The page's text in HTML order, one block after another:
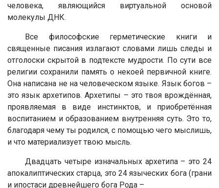
человека, являющийся виртуальной основой
молекулы ДНК.
Все философские герметические книги и
священные писания излагают словами лишь следы и
отголоски скрытой в подтексте мудрости. По сути все
религии сохранили память о некоей первичной книге.
Она написана не на человеческом языке. Язык богов –
это язык архетипов. Архетипы – это твоя врождённая,
проявляемая в виде инстинктов, и приобретённая
воспитанием и образованием внутренняя суть. Это то,
благодаря чему ты родился, с помощью чего мыслишь,
и что материализует твою мысль.
Двадцать четыре изначальных архетипа – это 24
апокалиптических старца, это 24 языческих бога (грани
и ипостаси древнейшего бога Рода –